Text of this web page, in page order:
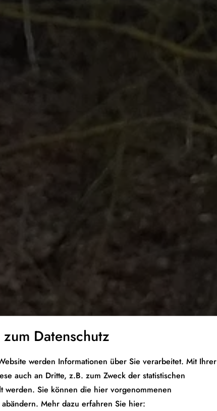
Datenschutz
werden Informationen über Sie verarbeitet. Mit Ihrer
auch an Dritte, z.B. zum Zweck der statistischen
werden. Sie können die hier vorgenommenen
Mehr dazu erfahren Sie hier: